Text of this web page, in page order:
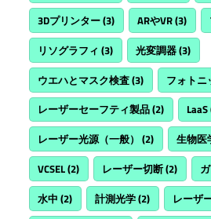
3Dプリンター(3) ARやVR(3)
リソグラフィ (3) 光変調器(3)
ウエハとマスク検査(3) フォトニ
レーザーセーフティ製品(2) LaaS
レーザー光源（一般） (2) 生物医
VCSEL(2) レーザー切断(2)
水中 (2) 計測光学(2) レーザ